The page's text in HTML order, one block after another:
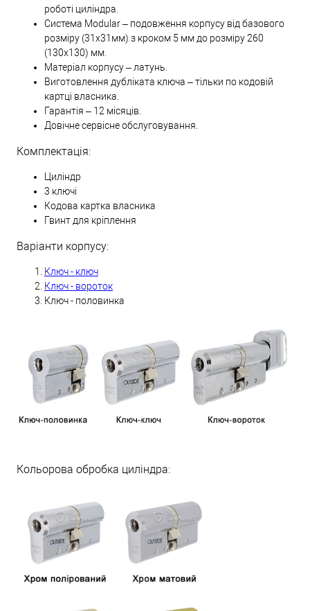
роботі циліндра.
Система Modular – подовження корпусу від базового
розміру (31х31мм) з кроком 5 мм до розміру 260
(130х130) мм.
Матеріал корпусу – латунь.
Виготовлення дубліката ключа – тільки по кодовій
картці власника.
Гарантія – 12 місяців.
Довічне сервісне обслуговування.
Комплектація:
Циліндр
3 ключі
Кодова картка власника
Гвинт для кріплення
Варіанти корпусу:
Ключ - ключ
Ключ - вороток
Ключ - половинка
Кольорова обробка циліндра: